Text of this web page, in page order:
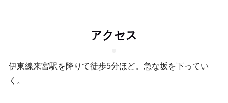
アクセス
伊東線来宮駅を降りて徒歩5分ほど。急な坂を下ってい
く。